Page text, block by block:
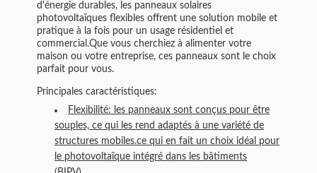
d'énergie durables, les panneaux solaires
photovoltaïques flexibles offrent une solution mobile et
pratique à la fois pour un usage résidentiel et
commercial.Que vous cherchiez à alimenter votre
maison ou votre entreprise, ces panneaux sont le choix
parfait pour vous.
Principales caractéristiques:
Flexibilité: les panneaux sont conçus pour être
souples, ce qui les rend adaptés à une variété de
structures mobiles.ce qui en fait un choix idéal pour
le photovoltaïque intégré dans les bâtiments